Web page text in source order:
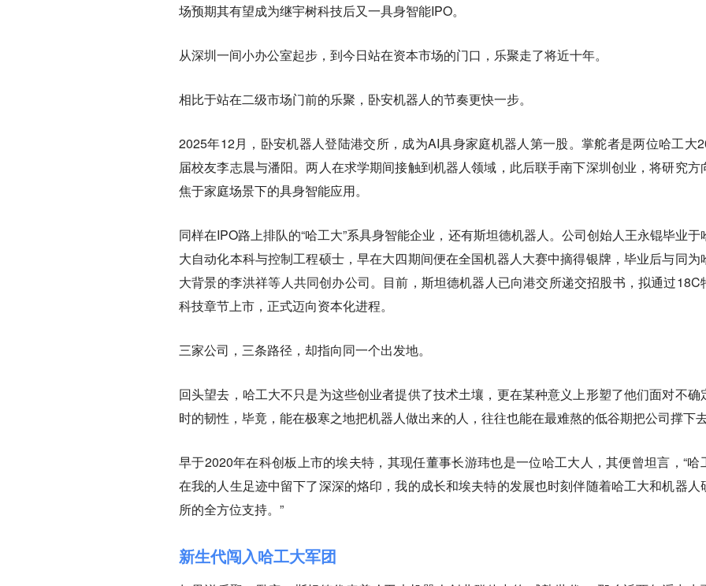
场预期其有望成为继宇树科技后又一具身智能IPO。
从深圳一间小办公室起步，到今日站在资本市场的门口，乐聚走了将近十年。
相比于站在二级市场门前的乐聚，卧安机器人的节奏更快一步。
2025年12月，卧安机器人登陆港交所，成为AI具身家庭机器人第一股。掌舵者是两位哈工大
届校友李志晨与潘阳。两人在求学期间接触到机器人领域，此后联手南下深圳创业，将研究方
焦于家庭场景下的具身智能应用。
同样在IPO路上排队的“哈工大”系具身智能企业，还有斯坦德机器人。公司创始人王永锟毕业于
大自动化本科与控制工程硕士，早在大四期间便在全国机器人大赛中摘得银牌，毕业后与同为
大背景的李洪祥等人共同创办公司。目前，斯坦德机器人已向港交所递交招股书，拟通过18C
科技章节上市，正式迈向资本化进程。
三家公司，三条路径，却指向同一个出发地。
回头望去，哈工大不只是为这些创业者提供了技术土壤，更在某种意义上形塑了他们面对不确
时的韧性，毕竟，能在极寒之地把机器人做出来的人，往往也能在最难熬的低谷期把公司撑下去
早于2020年在科创板上市的埃夫特，其现任董事长游玮也是一位哈工大人，其便曾坦言，“哈
在我的人生足迹中留下了深深的烙印，我的成长和埃夫特的发展也时刻伴随着哈工大和机器人
所的全方位支持。”
新生代闯入哈工大军团